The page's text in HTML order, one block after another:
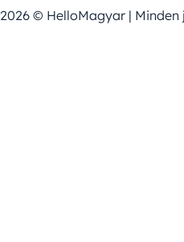
2026 © HelloMagyar |